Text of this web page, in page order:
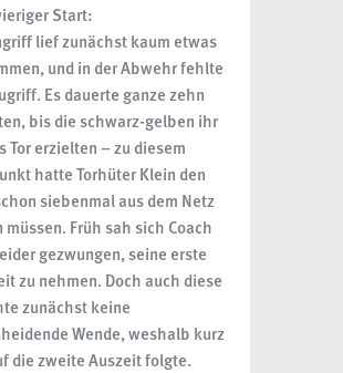
Start:
lief zunächst kaum etwas
und in der Abwehr fehlte
Es dauerte ganze zehn
bis die schwarz-gelben ihr
Tor erzielten – zu diesem
hatte Torhüter Klein den
siebenmal aus dem Netz
müssen. Früh sah sich Coach
gezwungen, seine erste
zu nehmen. Doch auch diese
zunächst keine
Wende, weshalb kurz
die zweite Auszeit folgte.